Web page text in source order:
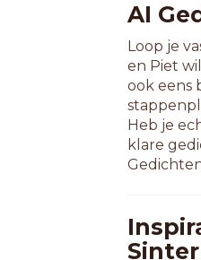
AI
Loop je
en Piet
ook eens
Heb je
klare